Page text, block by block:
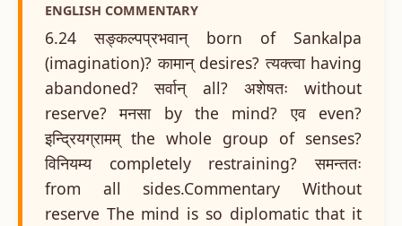
ENGLISH COMMENTARY
6.24 सङ्कल्पप्रभवान् born of Sankalpa
(imagination)? कामान् desires? त्यक्त्वा having
abandoned? सर्वान् all? अशेषतः without
reserve? मनसा by the mind? एव even?
इन्द्रियग्रामम् the whole group of senses?
विनियम्य completely restraining? समन्ततः
from all sides.Commentary Without
reserve The mind is so diplomatic that it